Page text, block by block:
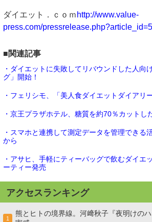
ダイエット．ｃｏｍ http://www.value-
press.com/
■関連記事
・ダイエットに失敗してリバウンドした人向
グ」開始！
・フェリシモ、「美人食ダイエットダイアリ
・京王プラザホテル、糖質を約70％カットし
・スマホと連携して測定データを管理できる
から
・アサヒ、手軽にティーバッグで飲むダイエ
ーティー発売
アクセスランキング
1
熊とヒトの境界線。河﨑秋子『夜明けの